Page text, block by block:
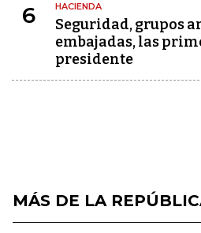
6 HACIENDA
Seguridad, grupos
embajadas, las
presidente
MÁS DE LA